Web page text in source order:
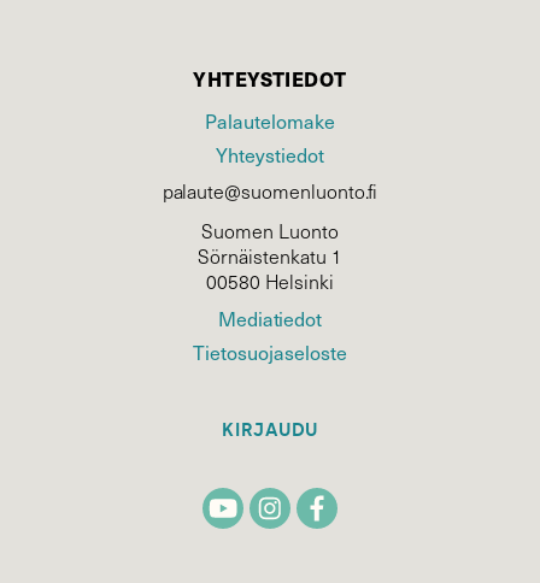
YHTEYSTIEDOT
Palautelomake
Yhteystiedot
palaute@suomenluonto.fi
Suomen Luonto
Sörnäistenkatu 1
00580 Helsinki
Mediatiedot
Tietosuojaseloste
KIRJAUDU